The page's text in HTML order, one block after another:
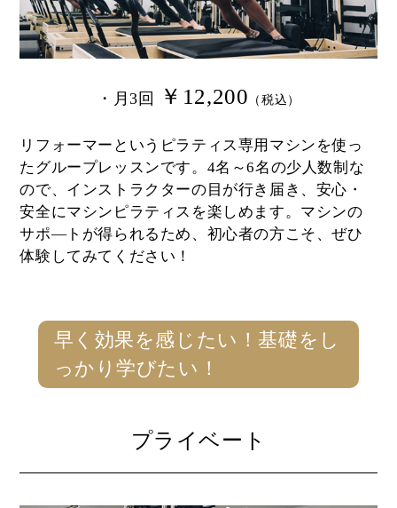
・月3回 ￥12,200 （税込）
リフォーマーというピラティス専用マシンを使っ
たグループレッスンです。4名～6名の少人数制な
ので、インストラクターの目が行き届き、安心・
安全にマシンピラティスを楽しめます。マシンの
サポ―トが得られるため、初心者の方こそ、ぜひ
体験してみてください！
早く効果を感じたい！基礎をし
っかり学びたい！
プライベート